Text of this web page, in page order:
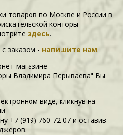
товаров по Москве и России в
конторы
здесь.
заказом - напишите нам.
магазине
Владимира Порываева" Вы
виде, кликнув на
+7 (919) 760-72-07 и оставив